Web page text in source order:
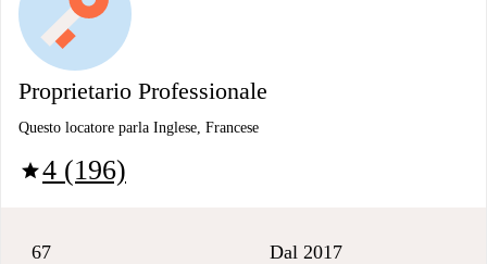
Proprietario Professionale
Questo locatore parla Inglese, Francese
star4 (196)
67 Dal 2017